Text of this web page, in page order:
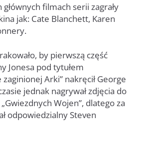
filmach serii zagrały
jak: Cate Blanchett, Karen
by pierwszą część
Jonesa pod tytułem
zaginionej Arki” nakręcił George
jednak nagrywał zdjęcia do
Wojen”, dlatego za
odpowiedzialny Steven